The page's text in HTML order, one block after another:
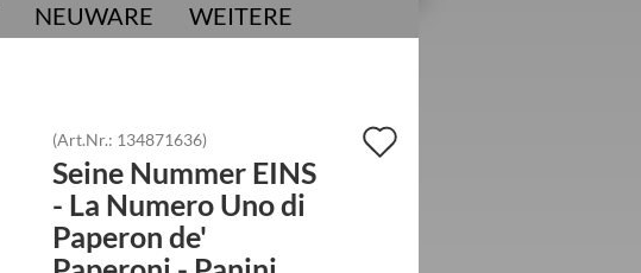
NEUWARE WEITERE
(Art.Nr.: 134871636)
Seine Nummer EINS
- La Numero Uno di
Paperon de'